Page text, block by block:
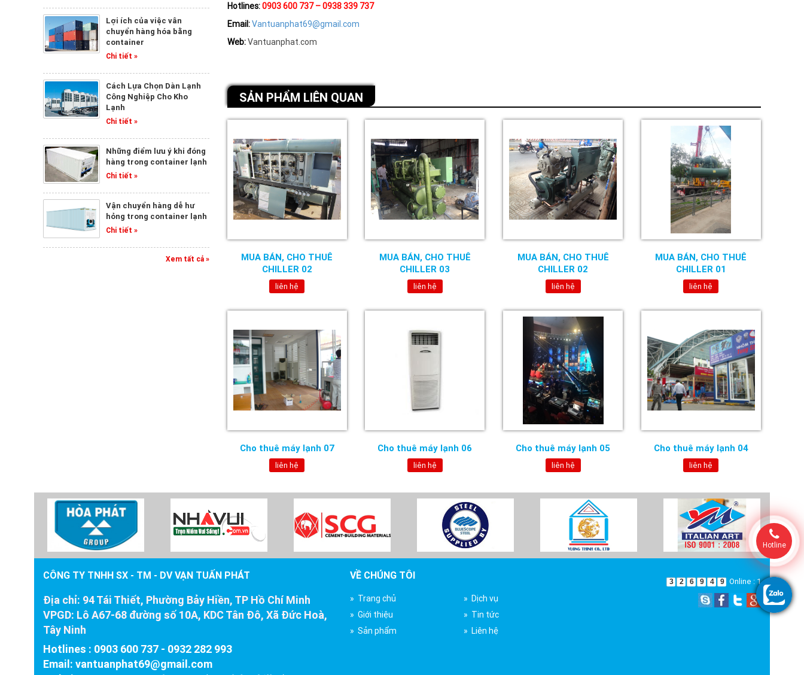
Lợi ích của việc vân
chuyển hàng hóa bằng
container
Chi tiết »
Cách Lựa Chọn Dàn Lạnh
Công Nghiệp Cho Kho
Lạnh
Chi tiết »
Những điểm lưu ý khi đóng
hàng trong container lạnh
Chi tiết »
Vận chuyển hàng dễ hư
hỏng trong container lạnh
Chi tiết »
Xem tất cả »
Hotlines:0903 600 737 – 0938 339 737
Email:Vantuanphat69@gmail.com
Web:Vantuanphat.com
SẢN PHẨM LIÊN QUAN
MUA BÁN, CHO THUÊ
CHILLER 02
liên hệ
MUA BÁN, CHO THUÊ
CHILLER 03
liên hệ
MUA BÁN, CHO THUÊ
CHILLER 02
liên hệ
MUA BÁN, CHO THUÊ
CHILLER 01
liên hệ
Cho thuê máy lạnh 07
liên hệ
Cho thuê máy lạnh 06
liên hệ
Cho thuê máy lạnh 05
liên hệ
Cho thuê máy lạnh 04
liên hệ
CÔNG TY TNHH SX - TM - DV VẠN TUẤN PHÁT
Địa chỉ: 94 Tái Thiết, Phường Bảy Hiền, TP Hồ Chí Minh
VPGD: Lô A67-68 đường số 10A, KDC Tân Đô, Xã Đức Hoà,
Tây Ninh
Hotlines : 0903 600 737 - 0932 282 993
Email: vantuanphat69@gmail.com
VỀ CHÚNG TÔI
» Trang chủ
» Dịch vụ
» Giới thiệu
» Tin tức
» Sản phẩm
» Liên hệ
3 2 6 9 4 9 Online : 1
Hotline